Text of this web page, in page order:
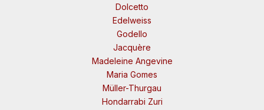
Dolcetto
Edelweiss
Godello
Jacquère
Madeleine Angevine
Maria Gomes
Müller-Thurgau
Hondarrabi Zuri